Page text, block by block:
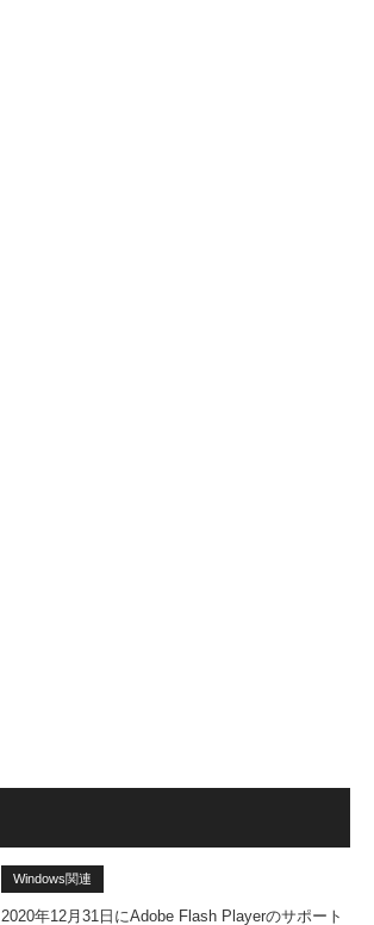
Windows関連
2020年12月31日にAdobe Flash Playerのサポート